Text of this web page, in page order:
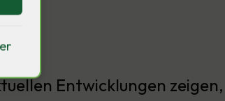
Entwicklungen